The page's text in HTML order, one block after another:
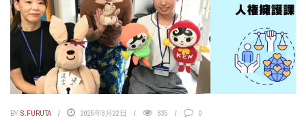
BY S.FURUTA 2025年8月22日 635 0